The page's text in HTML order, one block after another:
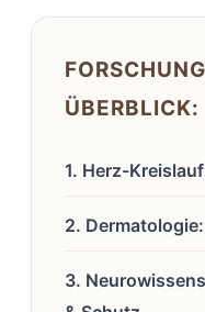
ÜBERBLICK:
1. Herz-
2.
3.